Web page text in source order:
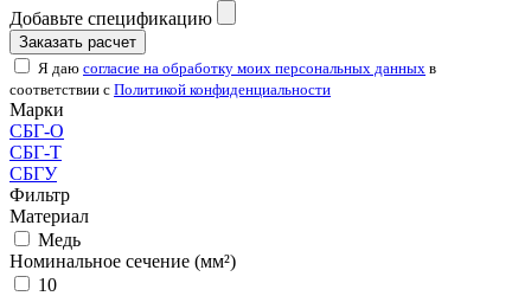
Добавьте спецификацию
Заказать расчет
Я даю согласие на обработку моих персональных данных в
соответствии с Политикой конфиденциальности
Марки
СБГ-О
СБГ-Т
СБГУ
Фильтр
Материал
Медь
Номинальное сечение (мм²)
10